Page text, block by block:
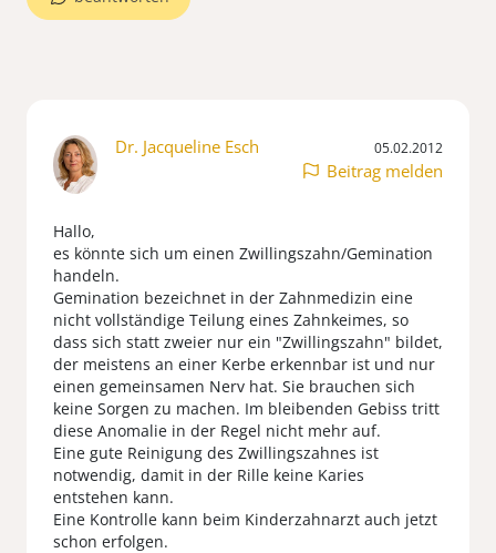
Dr. Jacqueline Esch 05.02.2012
Beitrag melden
Hallo,
es könnte sich um einen Zwillingszahn/Gemination
handeln.
Gemination bezeichnet in der Zahnmedizin eine
nicht vollständige Teilung eines Zahnkeimes, so
dass sich statt zweier nur ein "Zwillingszahn" bildet,
der meistens an einer Kerbe erkennbar ist und nur
einen gemeinsamen Nerv hat. Sie brauchen sich
keine Sorgen zu machen. Im bleibenden Gebiss tritt
diese Anomalie in der Regel nicht mehr auf.
Eine gute Reinigung des Zwillingszahnes ist
notwendig, damit in der Rille keine Karies
entstehen kann.
Eine Kontrolle kann beim Kinderzahnarzt auch jetzt
schon erfolgen.